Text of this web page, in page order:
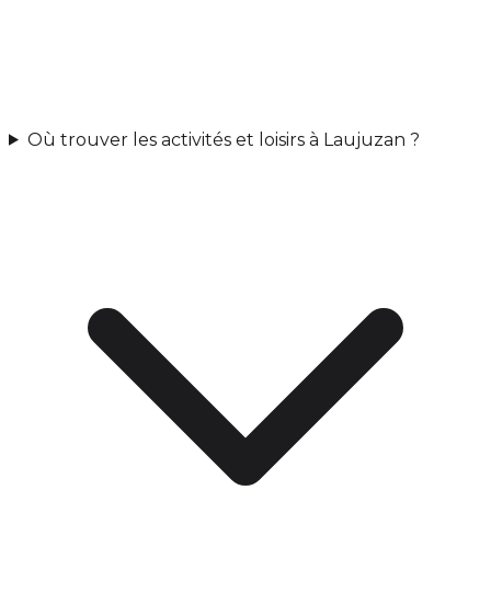
Où trouver les activités et loisirs à Laujuzan ?